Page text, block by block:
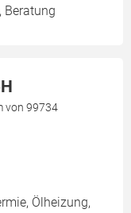
Beratung
von 99734
Ölheizung,